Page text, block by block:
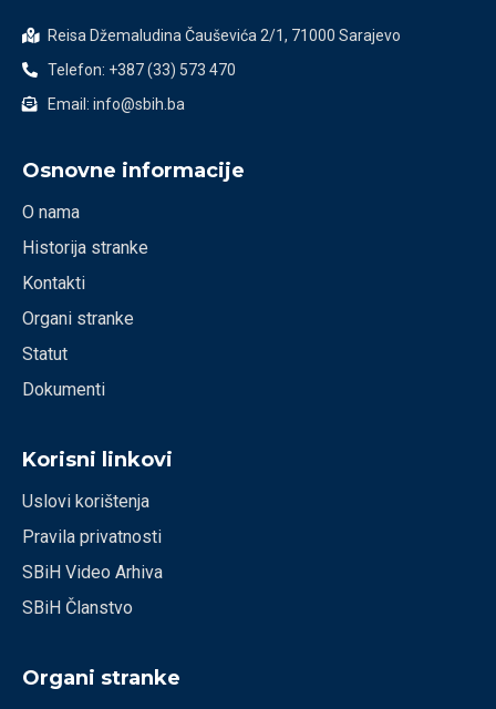
Reisa Džemaludina Čauševića 2/1, 71000 Sarajevo
Telefon: +387 (33) 573 470
Email: info@sbih.ba
Osnovne informacije
O nama
Historija stranke
Kontakti
Organi stranke
Statut
Dokumenti
Korisni linkovi
Uslovi korištenja
Pravila privatnosti
SBiH Video Arhiva
SBiH Članstvo
Organi stranke